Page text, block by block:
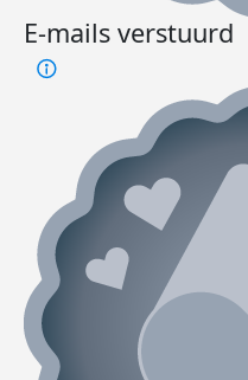
E-mails verstuurd